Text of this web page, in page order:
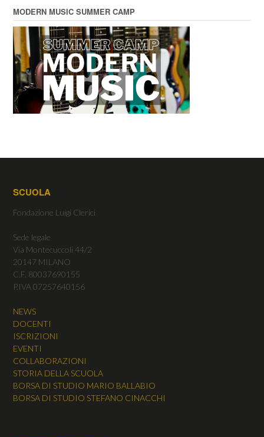
MODERN MUSIC SUMMER CAMP
SCUOLA
Fondazione Luigi Clerici
Sede legale
Via Montecuccoli 44/2
20147 MILANO
C.F. 80037690155
P.IVA 07257640156
NEWS
DOCENTI
ISCRIZIONI
EVENTI
COLLABORAZIONI
STORIA DELLA SCUOLA
BORSA DI STUDIO MARIO BALLABIO
BORSA DI STUDIO STEFANO CINACCHI